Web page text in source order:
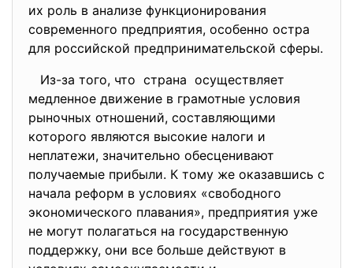
их роль в анализе функционирования
современного предприятия, особенно остра
для российской предпринимательской сферы.
Из-за того, что страна осуществляет
медленное движение в грамотные условия
рыночных отношений, составляющими
которого являются высокие налоги и
неплатежи, значительно обесценивают
получаемые прибыли. К тому же оказавшись с
начала реформ в условиях «свободного
экономического плавания», предприятия уже
не могут полагаться на государственную
поддержку, они все больше действуют в